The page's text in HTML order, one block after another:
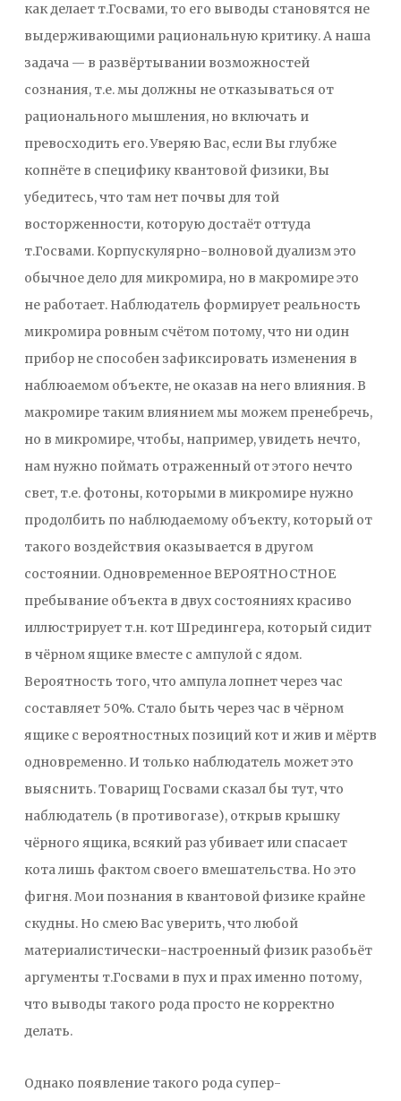
как делает т.Госвами, то его выводы становятся не
выдерживающими рациональную критику. А наша
задача — в развёртывании возможностей
сознания, т.е. мы должны не отказываться от
рационального мышления, но включать и
превосходить его. Уверяю Вас, если Вы глубже
копнёте в специфику квантовой физики, Вы
убедитесь, что там нет почвы для той
восторженности, которую достаёт оттуда
т.Госвами. Корпускулярно-волновой дуализм это
обычное дело для микромира, но в макромире это
не работает. Наблюдатель формирует реальность
микромира ровным счётом потому, что ни один
прибор не способен зафиксировать изменения в
наблюаемом объекте, не оказав на него влияния. В
макромире таким влиянием мы можем пренебречь,
но в микромире, чтобы, например, увидеть нечто,
нам нужно поймать отраженный от этого нечто
свет, т.е. фотоны, которыми в микромире нужно
продолбить по наблюдаемому объекту, который от
такого воздействия оказывается в другом
состоянии. Одновременное ВЕРОЯТНОСТНОЕ
пребывание объекта в двух состояниях красиво
иллюстрирует т.н. кот Шредингера, который сидит
в чёрном ящике вместе с ампулой с ядом.
Вероятность того, что ампула лопнет через час
составляет 50%. Стало быть через час в чёрном
ящике с вероятностных позиций кот и жив и мёртв
одновременно. И только наблюдатель может это
выяснить. Товарищ Госвами сказал бы тут, что
наблюдатель (в противогазе), открыв крышку
чёрного ящика, всякий раз убивает или спасает
кота лишь фактом своего вмешательства. Но это
фигня. Мои познания в квантовой физике крайне
скудны. Но смею Вас уверить, что любой
материалистически-настроенный физик разобьёт
аргументы т.Госвами в пух и прах именно потому,
что выводы такого рода просто не корректно
делать.
Однако появление такого рода супер-